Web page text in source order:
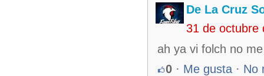
De La Cruz
31 de octubre
ah ya vi folch no
0 · Me gusta · No